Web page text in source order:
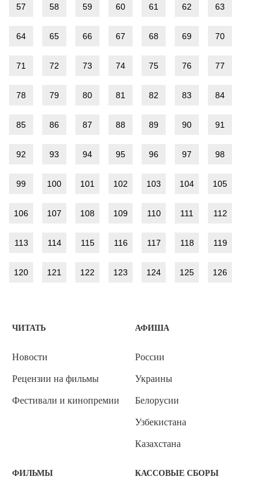
57 58 59 60 61 62 63
64 65 66 67 68 69 70
71 72 73 74 75 76 77
78 79 80 81 82 83 84
85 86 87 88 89 90 91
92 93 94 95 96 97 98
99 100 101 102 103 104 105
106 107 108 109 110 111 112
113 114 115 116 117 118 119
120 121 122 123 124 125 126
ЧИТАТЬ
Новости
Рецензии на фильмы
Фестивали и кинопремии
АФИША
России
Украины
Белорусии
Узбекистана
Казахстана
ФИЛЬМЫ КАССОВЫЕ СБОРЫ